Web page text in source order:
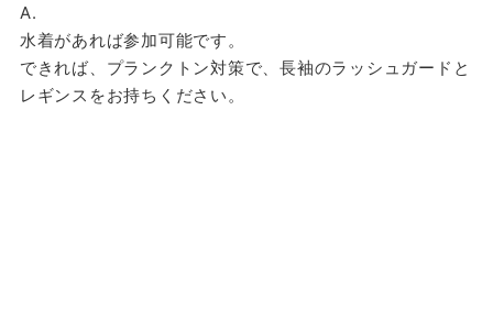
A.
水着があれば参加可能です。
できれば、プランクトン対策で、長袖のラッシュガードと
レギンスをお持ちください。